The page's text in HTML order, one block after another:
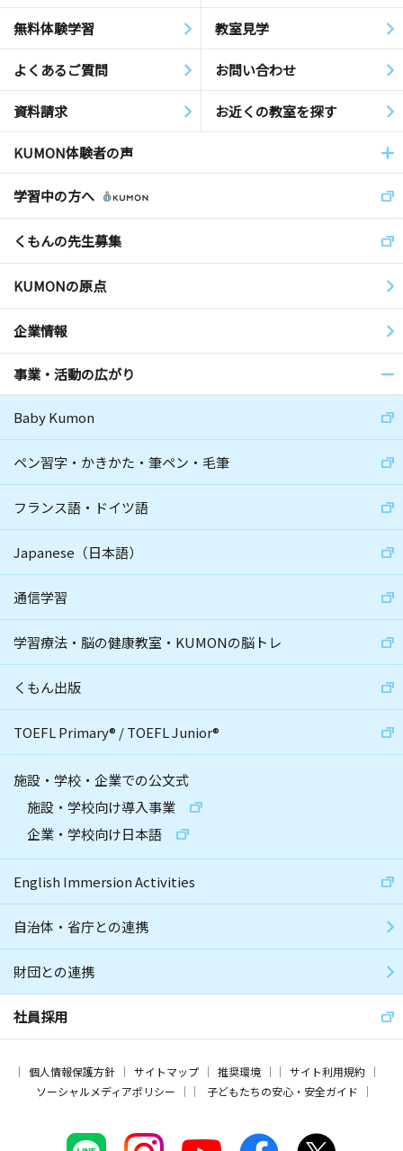
無料体験学習 教室見学
よくあるご質問 お問い合わせ
資料請求 お近くの教室を探す
KUMON体験者の声
学習中の方へ
くもんの先生募集
KUMONの原点
企業情報
事業・活動の広がり
Baby Kumon
ペン習字・かきかた・筆ペン・毛筆
フランス語・ドイツ語
Japanese（日本語）
通信学習
学習療法・脳の健康教室・KUMONの脳トレ
くもん出版
TOEFL Primary® /TOEFL Junior®
施設・学校・企業での公文式
施設・学校向け導入事業
企業・学校向け日本語
English Immersion Activities
自治体・省庁との連携
財団との連携
社員採用
個人情報保護方針 サイトマップ 推奨環境
サイト利用規約
ソーシャルメディアポリシー
子どもたちの安心・安全ガイド